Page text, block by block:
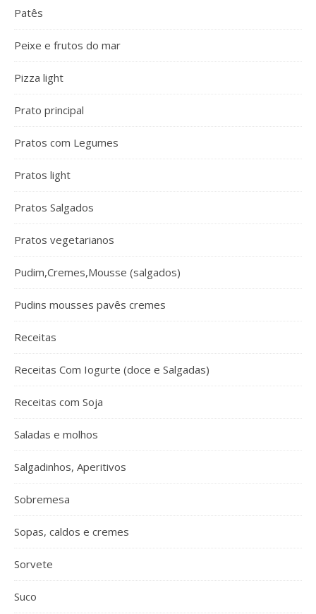
Patês
Peixe e frutos do mar
Pizza light
Prato principal
Pratos com Legumes
Pratos light
Pratos Salgados
Pratos vegetarianos
Pudim,Cremes,Mousse (salgados)
Pudins mousses pavês cremes
Receitas
Receitas Com Iogurte (doce e Salgadas)
Receitas com Soja
Saladas e molhos
Salgadinhos, Aperitivos
Sobremesa
Sopas, caldos e cremes
Sorvete
Suco